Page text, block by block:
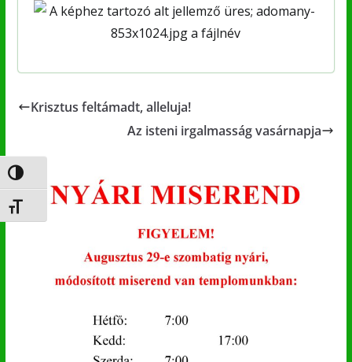
Nagy kontraszt váltása
Betűméret váltása
Krisztus feltámadt, alleluja!
Az isteni irgalmasság vasárnapja